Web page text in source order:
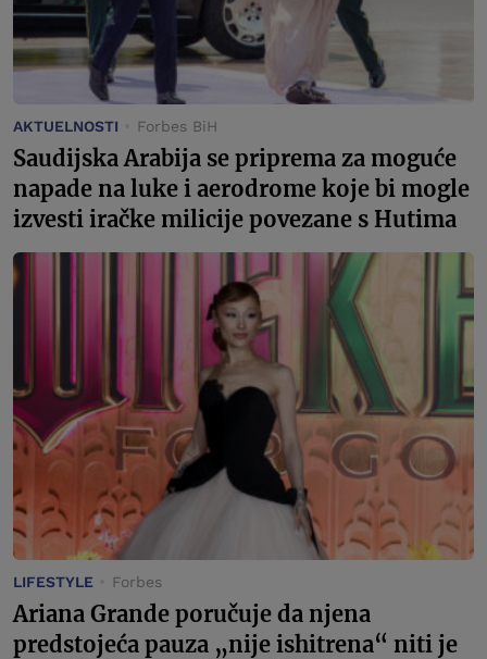
AKTUELNOSTI Forbes BiH
Saudijska Arabija se priprema za moguće
napade na luke i aerodrome koje bi mogle
izvesti iračke milicije povezane s Hutima
LIFESTYLE Forbes
Ariana Grande poručuje da njena
predstojeća pauza „nije ishitrena“ niti je